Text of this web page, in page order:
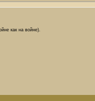
как на войне).